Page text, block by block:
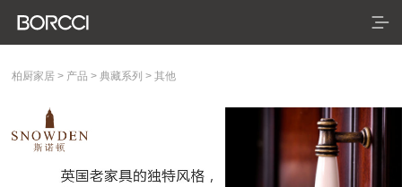
首页
柏厨家居 > 产品 >典藏系列 >其他